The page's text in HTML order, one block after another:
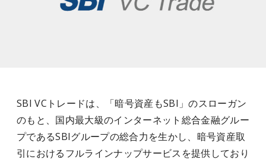
SBI VCトレードは、「暗号資産もSBI」のスローガン
のもと、国内最大級のインターネット総合金融グルー
プであるSBIグループの総合力を生かし、暗号資産取
引におけるフルラインナップサービスを提供しており